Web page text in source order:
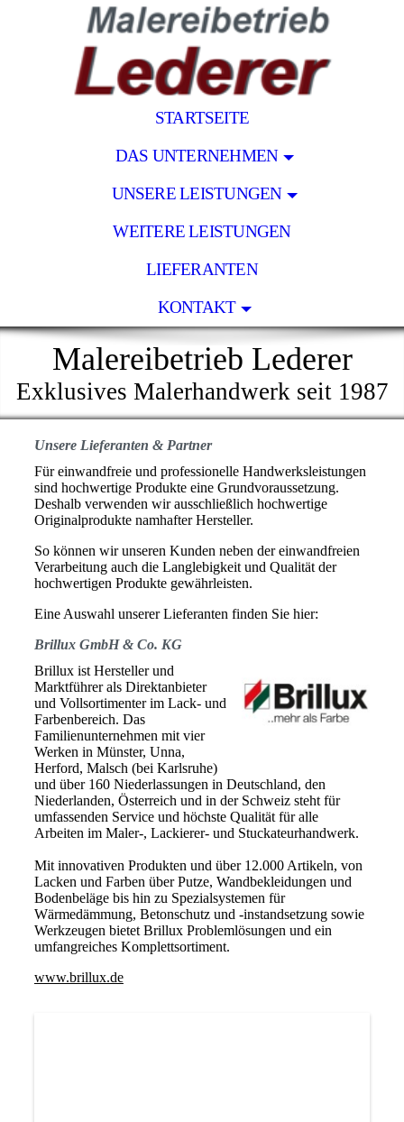
STARTSEITE
DAS UNTERNEHMEN
UNSERE LEISTUNGEN
WEITERE LEISTUNGEN
LIEFERANTEN
KONTAKT
Malereibetrieb Lederer
Exklusives Malerhandwerk seit 1987
Unsere Lieferanten & Partner
Für einwandfreie und professionelle Handwerksleistungen
sind hochwertige Produkte eine Grundvoraussetzung.
Deshalb verwenden wir ausschließlich hochwertige
Originalprodukte namhafter Hersteller.
So können wir unseren Kunden neben der einwandfreien
Verarbeitung auch die Langlebigkeit und Qualität der
hochwertigen Produkte gewährleisten.
Eine Auswahl unserer Lieferanten finden Sie hier:
Brillux GmbH & Co. KG
Brillux ist Hersteller und
Marktführer als Direktanbieter
und Vollsortimenter im Lack- und
Farbenbereich. Das
Familienunternehmen mit vier
Werken in Münster, Unna,
Herford, Malsch (bei Karlsruhe)
und über 160 Niederlassungen in Deutschland, den
Niederlanden, Österreich und in der Schweiz steht für
umfassenden Service und höchste Qualität für alle
Arbeiten im Maler-, Lackierer- und Stuckateurhandwerk.
Mit innovativen Produkten und über 12.000 Artikeln, von
Lacken und Farben über Putze, Wandbekleidungen und
Bodenbeläge bis hin zu Spezialsystemen für
Wärmedämmung, Betonschutz und -instandsetzung sowie
Werkzeugen bietet Brillux Problemlösungen und ein
umfangreiches Komplettsortiment.
www.brillux.de